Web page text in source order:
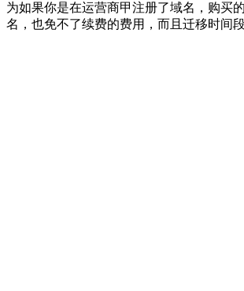
为如果你是在运营商甲注册了域名，购买
名，也免不了续费的费用，而且迁移时间段